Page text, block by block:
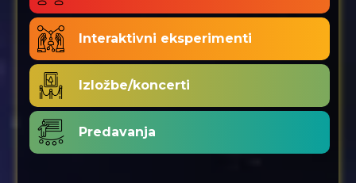
Interaktivni eksperimenti
Izložbe/koncerti
Predavanja